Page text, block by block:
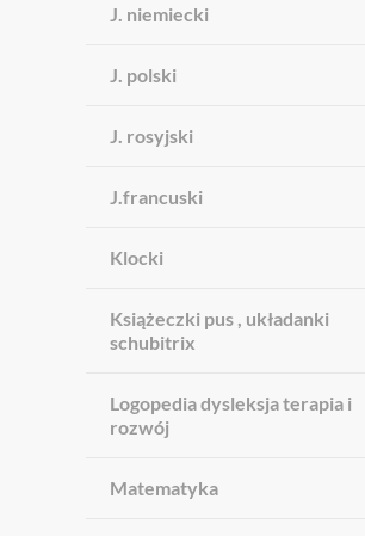
J. niemiecki
J. polski
J. rosyjski
J.francuski
Klocki
Książeczki pus , układanki
schubitrix
Logopedia dysleksja terapia i
rozwój
Matematyka